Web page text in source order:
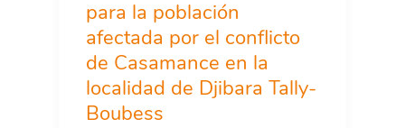
para la población
afectada por el conflicto
de Casamance en la
localidad de Djibara Tally-
Boubess